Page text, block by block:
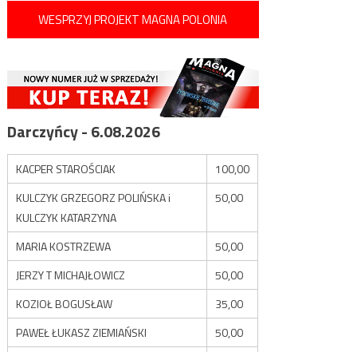
WESPRZYJ PROJEKT MAGNA POLONIA
Darczyńcy - 6.08.2026
KACPER STAROŚCIAK
100,00
KULCZYK GRZEGORZ POLIŃSKA i
KULCZYK KATARZYNA
50,00
MARIA KOSTRZEWA
50,00
JERZY T MICHAJŁOWICZ
50,00
KOZIOŁ BOGUSŁAW
35,00
PAWEŁ ŁUKASZ ZIEMIAŃSKI
50,00